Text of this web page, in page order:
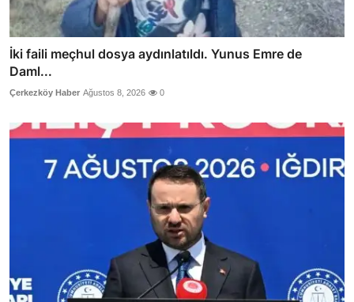
İki faili meçhul dosya aydınlatıldı. Yunus Emre de
Daml...
Çerkezköy Haber Ağustos 8, 2026 0